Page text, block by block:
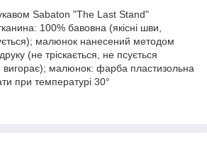
Sabaton "The Last Stand"
100% бавовна (якісні шви,
малюнок нанесений методом
(не тріскається, не псується
вигорає); малюнок: фарба пластизольна
при температурі 30°